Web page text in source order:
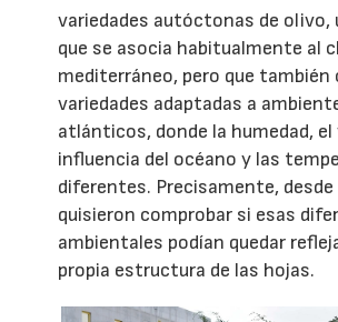
variedades autóctonas de olivo,
que se asocia habitualmente al
mediterráneo, pero que también
variedades adaptadas a
atlánticos, donde la humedad,
influencia del océano y las
diferentes. Precisamente, desde
quisieron comprobar si esas
ambientales podían quedar
propia estructura de las hojas.